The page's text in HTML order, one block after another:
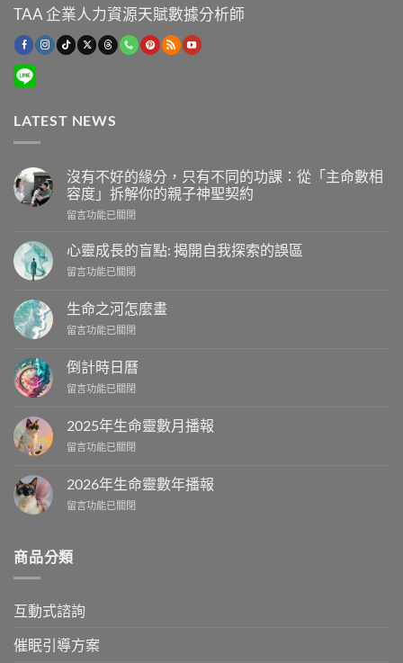
TAA 企業人力資源天賦數據分析師
LATEST NEWS
沒有不好的緣分，只有不同的功課：從「主命數相
容度」拆解你的親子神聖契約
在
有
不
好
緣
只
不
同
的
課：
從
數
相
拆
解
親
神
留言功能已關閉
心靈成長的盲點: 揭開自我探索的誤區
在
靈
成
長
盲
點:
揭
自
探
的
誤
留言功能已關閉
生命之河怎麼畫
在
命
之
河
麼
中
留言功能已關閉
倒計時日曆
在
時
日
中
留言功能已關閉
2025年生命靈數月播報
在
生
命
月
播
留言功能已關閉
2026年生命靈數年播報
在
生
命
年
報〉
留言功能已關閉
商品分類
互動式諮詢
催眠引導方案